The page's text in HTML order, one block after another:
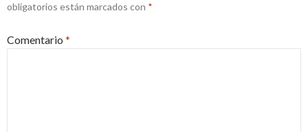
obligatorios están marcados con *
Comentario *